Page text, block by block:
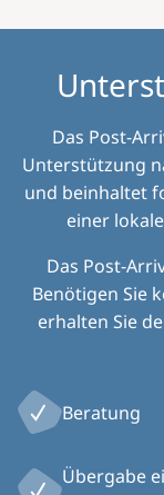
Das Post-
Unterstützung
und beinhaltet
einer
Das Post-
Benötigen Sie
erhalten Sie
Beratung
Übergabe